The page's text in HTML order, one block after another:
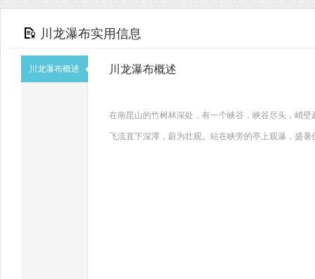
川龙瀑布实用信息
川龙瀑布概述 川龙瀑布概述
在南昆山的竹树林深处，有一个峡谷，峡谷尽头，峭
飞流直下深潭，蔚为壮观。站在峡旁的亭上观瀑，盛暑